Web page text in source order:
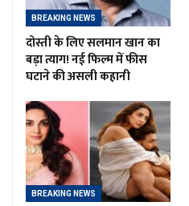
BREAKING NEWS
दोस्ती के लिए सलमान खान का
बड़ा त्याग! नई फिल्म में फीस
घटाने की असली कहानी
BREAKING NEWS